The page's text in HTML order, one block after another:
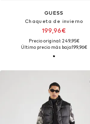
GUESS
Chaqueta de invierno
199,96€
Precio original: 249,95€
Último precio más bajo:199,96€